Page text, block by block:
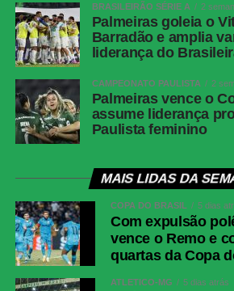
BRASILEIRÃO SÉRIE A 2
Palmeiras goleia o
Barradão e amplia
liderança do
CAMPEONATO PAULISTA 2
Palmeiras vence o
assume liderança
Paulista feminino
MAIS LIDAS DA
COPA DO BRASIL 5 dias
Com expulsão
vence o Remo e
quartas da Copa
ATLÉTICO-MG 5 dias atrás